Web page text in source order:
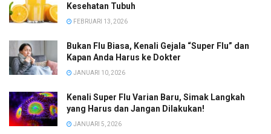
Kesehatan Tubuh
FEBRUARI 13, 2026
Bukan Flu Biasa, Kenali Gejala “Super Flu” dan
Kapan Anda Harus ke Dokter
JANUARI 10, 2026
Kenali Super Flu Varian Baru, Simak Langkah
yang Harus dan Jangan Dilakukan!
JANUARI 5, 2026